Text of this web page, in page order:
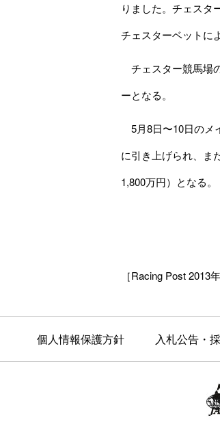
りました。チェスタ
チェスターベットに
チェスター競馬場
ーとなる。
5月8日〜10日のメ
に引き上げられ、ま
1,800万円）となる。
［Racing Post 2013
個人情報保護方針 入札公告・